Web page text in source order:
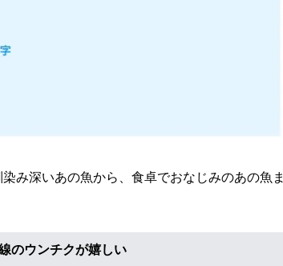
み深いあの魚から、食卓でおなじみのあの魚ま
のウンチクが嬉しい